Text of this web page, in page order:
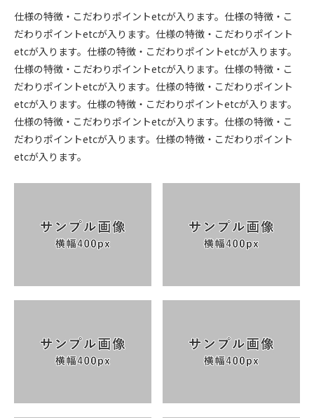
仕様の特徴・こだわりポイントetcが入ります。仕様の特徴・こ
だわりポイントetcが入ります。仕様の特徴・こだわりポイント
etcが入ります。仕様の特徴・こだわりポイントetcが入ります。
仕様の特徴・こだわりポイントetcが入ります。仕様の特徴・こ
だわりポイントetcが入ります。仕様の特徴・こだわりポイント
etcが入ります。仕様の特徴・こだわりポイントetcが入ります。
仕様の特徴・こだわりポイントetcが入ります。仕様の特徴・こ
だわりポイントetcが入ります。仕様の特徴・こだわりポイント
etcが入ります。